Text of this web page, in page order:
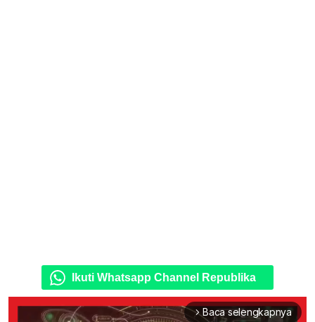
Ikuti Whatsapp Channel Republika
arrow_forward_ios Baca selengkapnya